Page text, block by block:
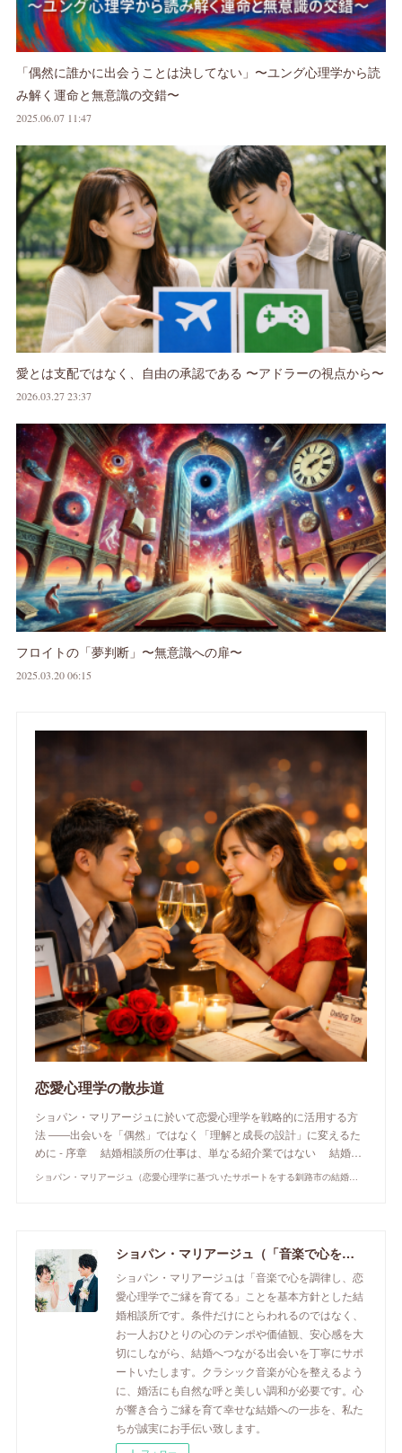
「偶然に誰かに出会うことは決してない」〜ユング心理学から読
み解く運命と無意識の交錯〜
2025.06.07 11:47
愛とは支配ではなく、自由の承認である 〜アドラーの視点から〜
2026.03.27 23:37
フロイトの「夢判断」〜無意識への扉〜
2025.03.20 06:15
恋愛心理学の散歩道
ショパン・マリアージュに於いて恋愛心理学を戦略的に活用する方
法 ――出会いを「偶然」ではなく「理解と成長の設計」に変えるた
めに - 序章 結婚相談所の仕事は、単なる紹介業ではない 結婚…
ショパン・マリアージュ（恋愛心理学に基づいたサポートをする釧路市の結婚相談所）/ 全国結婚相談事業者連盟正規加盟店 / cherry-piano.com
ショパン・マリアージュ（「音楽で心を調律し恋愛心理学でご縁を育てる」釧路市の結婚相談所）/ 全国結婚相談事業者連盟正規加盟店 / cherry-piano.com
ショパン・マリアージュは「音楽で心を調律し、恋
愛心理学でご縁を育てる」ことを基本方針とした結
婚相談所です。条件だけにとらわれるのではなく、
お一人おひとりの心のテンポや価値観、安心感を大
切にしながら、結婚へつながる出会いを丁寧にサポ
ートいたします。クラシック音楽が心を整えるよう
に、婚活にも自然な呼と美しい調和が必要です。心
が響き合うご縁を育て幸せな結婚への一歩を、私た
ちが誠実にお手伝い致します。